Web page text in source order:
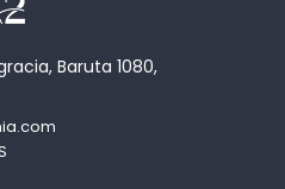
Baruta 1080,